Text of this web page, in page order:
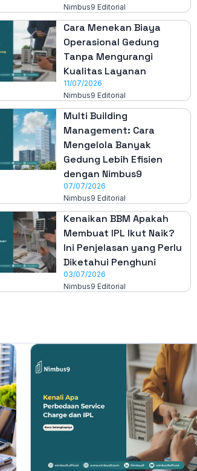
Nimbus9 Editorial
Cara Menekan Biaya
Operasional Gedung
Tanpa Mengurangi
Kualitas Layanan
11/07/2026
Nimbus9 Editorial
Multi Building
Management: Cara
Mengelola Banyak
Gedung Lebih Efisien
dengan Nimbus9
07/07/2026
Nimbus9 Editorial
Kenaikan BBM Apakah
Membuat IPL Ikut Naik?
Ini Penjelasan yang Perlu
Diketahui Penghuni
03/07/2026
Nimbus9 Editorial